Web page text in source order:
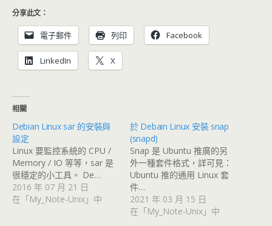
分享此文：
電子郵件 列印 Facebook
LinkedIn X
相關
Debian Linux sar 的安裝與
設定
Linux 要監控系統的 CPU /
Memory / IO 等等，sar 是
很穩定的小工具。 De…
2016 年 07 月 21 日
在「My_Note-Unix」中
於 Debain Linux 安裝 snap
(snapd)
Snap 是 Ubuntu 推廣的另
外一種套件格式，詳可見：
Ubuntu 推的通用 Linux 套
件…
2021 年 03 月 15 日
在「My_Note-Unix」中